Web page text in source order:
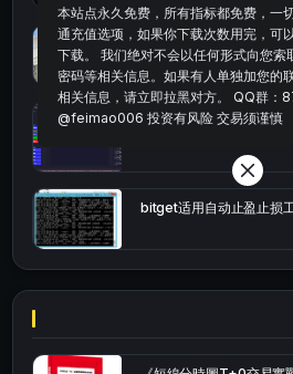
bybit安卓端
Multi-indicator
bitget适用自动止盈止损
本站点永久免费，所有指标都免费，一
通充值选项，如果你下载次数用完，可
下载。 我们绝对不会以任何形式向您索
密码等相关信息。如果有人单独加您的
相关信息，请立即拉黑对方。 QQ群：
@feimao006 投资有风险 交易须谨慎